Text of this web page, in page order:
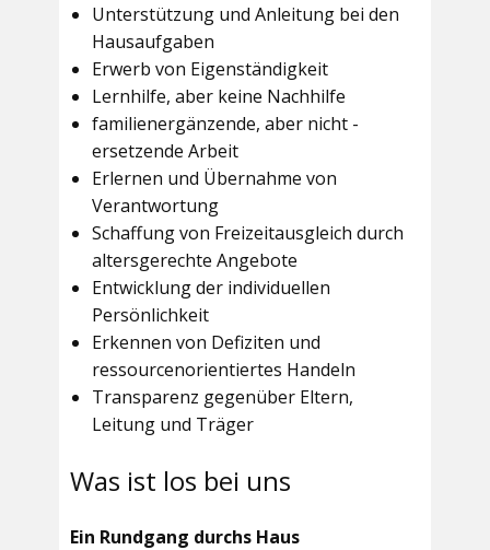
Unterstützung und Anleitung bei den
Hausaufgaben
Erwerb von Eigenständigkeit
Lernhilfe, aber keine Nachhilfe
familienergänzende, aber nicht -
ersetzende Arbeit
Erlernen und Übernahme von
Verantwortung
Schaffung von Freizeitausgleich durch
altersgerechte Angebote
Entwicklung der individuellen
Persönlichkeit
Erkennen von Defiziten und
ressourcenorientiertes Handeln
Transparenz gegenüber Eltern,
Leitung und Träger
Was ist los bei uns
Ein Rundgang durchs Haus